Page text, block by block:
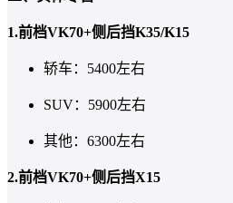
1.前档VK70+侧后挡K35/K15
轿车：5400左右
SUV：5900左右
其他：6300左右
2.前档VK70+侧后挡X15